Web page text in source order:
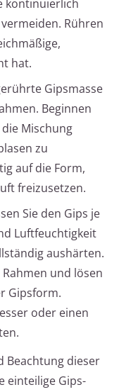
kontinuierlich
Rühren
hat.
Gipsmasse
Beginnen
die Mischung
zu
auf die Form,
freizusetzen.
Sie den Gips je
Luftfeuchtigkeit
aushärten.
und lösen
Gipsform.
oder einen
Beachtung dieser
einteilige Gips-